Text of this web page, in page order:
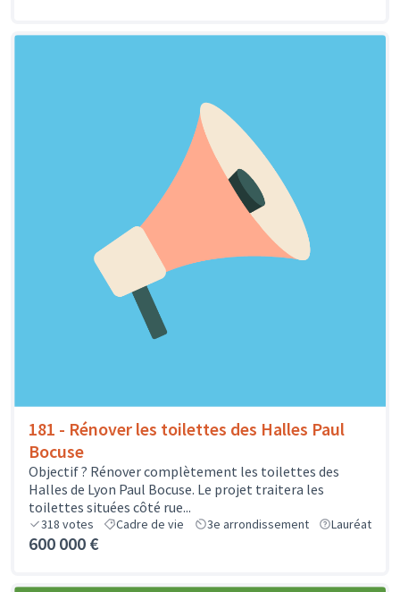
181 - Rénover les toilettes des Halles Paul
Bocuse
Objectif ? Rénover complètement les toilettes des
Halles de Lyon Paul Bocuse. Le projet traitera les
toilettes situées côté rue...
318 votes Cadre de vie 3e arrondissement Lauréat
600 000 €